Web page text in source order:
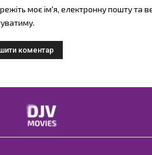
моє ім'я, електронну пошту та